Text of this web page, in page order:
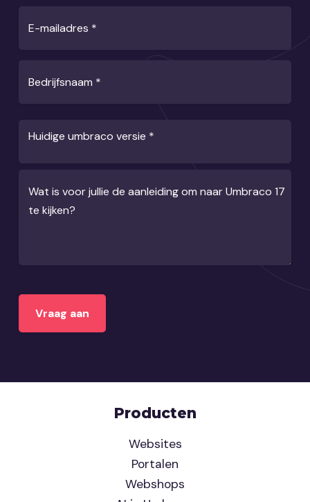
E-mailadres *
Bedrijfsnaam *
Huidige umbraco versie *
Wat is voor jullie de aanleiding om naar Umbraco 17
te kijken?
Producten
Websites
Portalen
Webshops